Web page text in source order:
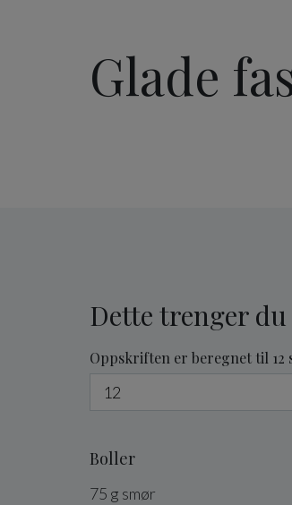
Glade
Dette trenger du
Oppskriften er beregnet til 12
Boller
75 g smør